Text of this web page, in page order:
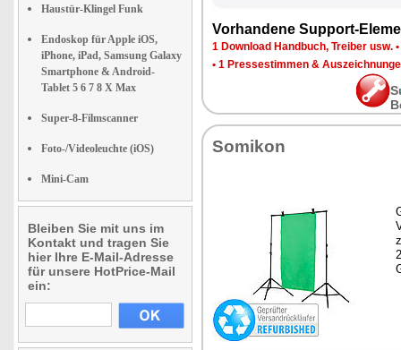
Haustür-Klingel Funk
Endoskop für Apple iOS,
iPhone, iPad, Samsung Galaxy
Smartphone & Android-
Tablet 5 6 7 8 X Max
Super-8-Filmscanner
Foto-/Videoleuchte (iOS)
Mini-Cam
Bleiben Sie mit uns im
Kontakt und tragen Sie
hier Ihre E-Mail-Adresse
für unsere HotPrice-Mail
ein:
Vorhandene Support-
1 Download Handbuch, Treiber usw. •
• 1 Pressestimmen &
Somikon